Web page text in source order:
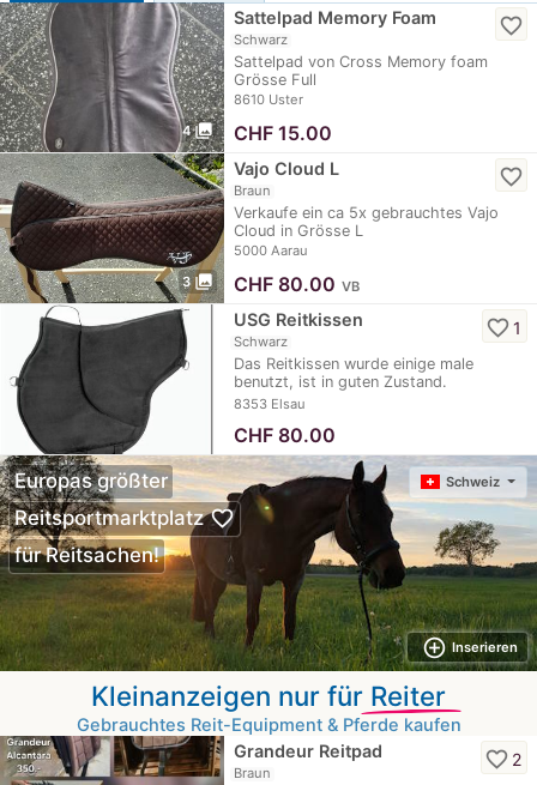
4 photo_library
Sattelpad Memory Foam
Schwarz
Sattelpad von Cross Memory foam
Grösse Full
8610 Uster
favorite_border
CHF15.00
3 photo_library
Vajo Cloud L
Braun
Verkaufe ein ca 5x gebrauchtes Vajo
Cloud in Grösse L
5000 Aarau
favorite_border
CHF80.00 VB
USG Reitkissen
Schwarz
Das Reitkissen wurde einige male
benutzt, ist in guten Zustand.
Gebrauchsspuren etwas…
8353 Elsau
favorite_border1
CHF80.00
Schweiz
Europas größter
Reitsportmarktplatz favorite_border
für Reitsachen!
add_circle_outline Inserieren
Kleinanzeigen nur für Reiter
Gebrauchtes Reit-Equipment & Pferde kaufen
Grandeur Reitpad
Braun
favorite_border 2